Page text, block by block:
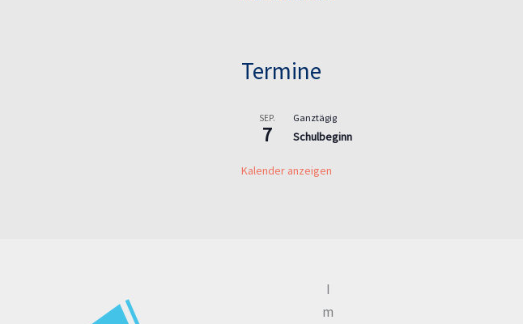
Termine
SEP.
7
Ganztägig
Schulbeginn
Kalender anzeigen
I
m